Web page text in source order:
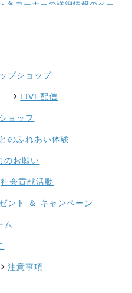
各コーナーの詳細情報のペー
した。
しました。
追加しました。
ました。
公開しました。
ージを公開しました。
プショップ
LIVE配信
ョップ
のふれあい体験
のお願い
社会貢献活動
ント ＆ キャンペーン
ム
注意事項